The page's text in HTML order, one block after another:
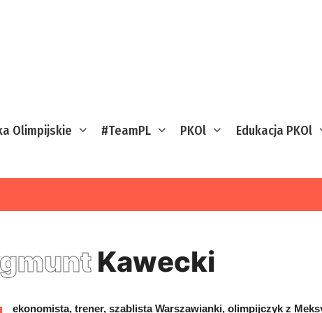
Olimpijskie #TeamPL PKOl Edukacja PKOl
Kawecki
ekonomista, trener, szablista Warszawianki, olimpijczyk z